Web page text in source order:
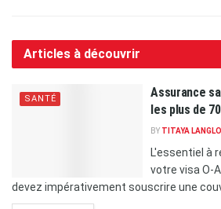
Articles à découvrir
SANTÉ
Assurance
les plus de
BY TITAYA
L'essentiel à
votre visa O-
devez impérativement souscrire une